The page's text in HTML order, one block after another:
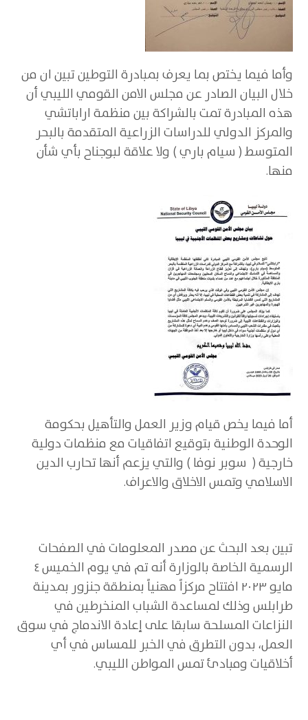
وأما فيما يختص بما يعرف بمبادرة التوطين تبين ان من
خلال البيان الصادر عن مجلس الامن القومي الليبي أن
هذه المبادرة تمت بالشراكة بين منظمة اراباتشي
والمركز الدولي للدراسات الزراعية المتقدمة بالبحر
المتوسط ( سيام باري ) ولا علاقة لبوجناح بأي شأن
منها.
أما فيما يخص قيام وزير العمل والتأهيل بحكومة
الوحدة الوطنية بتوقيع اتفاقيات مع منظمات دولية
خارجية ( سوبر نوفا ) والتي يزعم أنها تحارب الدين
الاسلامي وتمس الاخلاق والاعراف.
تبين بعد البحث عن مصدر المعلومات في الصفحات
الرسمية الخاصة بالوزارة أنه تم في يوم الخميس ٤
مايو ٢٠٢٣ افتتاح مركزاً مهنياً بمنطقة جنزور بمدينة
طرابلس وذلك لمساعدة اﻟﺸﺒﺎب اﻟﻤﻨﺨﺮطﯿﻦ ﻓﻲ
اﻟﻨﺰاﻋﺎت اﻟﻤﺴﻠﺤﺔ ﺳﺎﺑﻘﺎ على إعادة الاندماج في سوق
العمل، بدون التطرق في الخبر للمساس في أي
أخلاقيات ومبادئ تمس المواطن الليبي.